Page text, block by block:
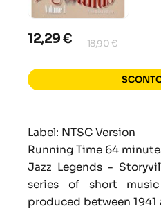
12,29 € 18,90 €
Label: NTSC Version
Running Time 64
Jazz Legends -
series of short
produced between 1941